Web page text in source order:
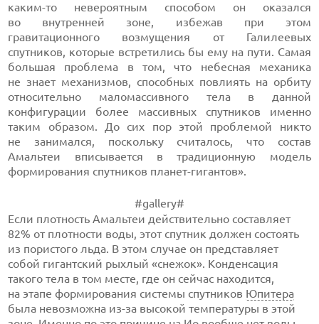
каким-то невероятным способом он оказался
во внутренней зоне, избежав при этом
гравитационного возмущения от Галилеевых
спутников, которые встретились бы ему на пути. Самая
большая проблема в том, что небесная механика
не знает механизмов, способных повлиять на орбиту
относительно маломассивного тела в данной
конфигурации более массивных спутников именно
таким образом. До сих пор этой проблемой никто
не занимался, поскольку считалось, что состав
Амальтеи вписывается в традиционную модель
формирования спутников планет-гигантов».
#gallery#
Если плотность Амальтеи действительно составляет
82% от плотности воды, этот спутник должен состоять
из пористого льда. В этом случае он представляет
собой гигантский рыхлый «снежок». Конденсация
такого тела в том месте, где он сейчас находится,
на этапе формирования системы спутников Юпитера
была невозможна из-за высокой температуры в этой